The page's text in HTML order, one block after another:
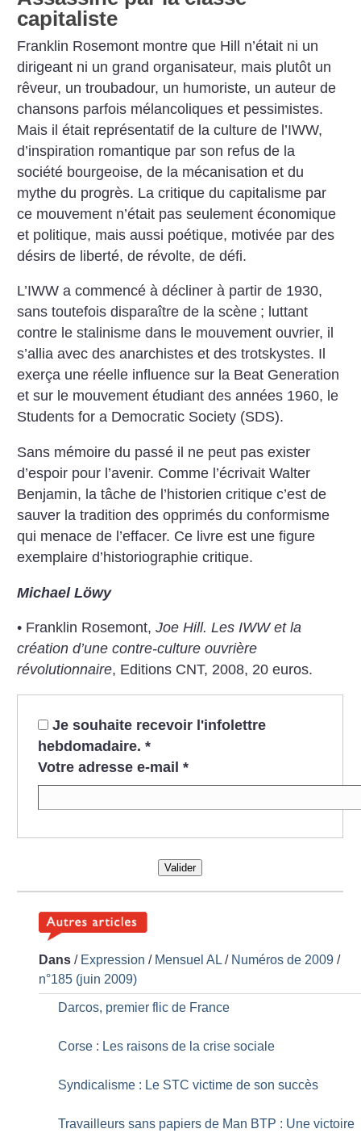
capitaliste
Franklin Rosemont montre que Hill n’était ni un
dirigeant ni un grand organisateur, mais plutôt un
rêveur, un troubadour, un humoriste, un auteur de
chansons parfois mélancoliques et pessimistes.
Mais il était représentatif de la culture de l’IWW,
d’inspiration romantique par son refus de la
société bourgeoise, de la mécanisation et du
mythe du progrès. La critique du capitalisme par
ce mouvement n’était pas seulement économique
et politique, mais aussi poétique, motivée par des
désirs de liberté, de révolte, de défi.
L’IWW a commencé à décliner à partir de 1930,
sans toutefois disparaître de la scène ; luttant
contre le stalinisme dans le mouvement ouvrier, il
s’allia avec des anarchistes et des trotskystes. Il
exerça une réelle influence sur la Beat Generation
et sur le mouvement étudiant des années 1960, le
Students for a Democratic Society (SDS).
Sans mémoire du passé il ne peut pas exister
d’espoir pour l’avenir. Comme l’écrivait Walter
Benjamin, la tâche de l’historien critique c’est de
sauver la tradition des opprimés du conformisme
qui menace de l’effacer. Ce livre est une figure
exemplaire d’historiographie critique.
Michael Löwy
• Franklin Rosemont,Joe Hill. Les IWW et la
création d’une contre-culture ouvrière
révolutionnaire, Editions CNT, 2008, 20 euros.
Je souhaite recevoir l'infolettre
hebdomadaire. *
Votre adresse e-mail *
Valider
Dans / Expression / Mensuel AL / Numéros de 2009 /
n°185 (juin 2009)
Darcos, premier flic de France
Corse : Les raisons de la crise sociale
Syndicalisme : Le STC victime de son succès
Travailleurs sans papiers de Man BTP : Une victoire